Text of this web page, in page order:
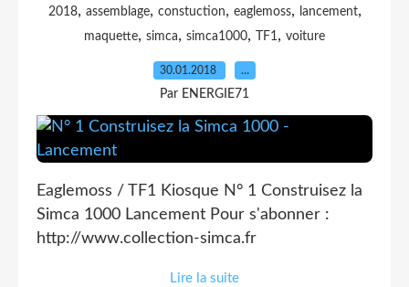
2018, assemblage, constuction, eaglemoss, lancement,
maquette, simca, simca1000, TF1, voiture
30.01.2018 …
Par ENERGIE71
Eaglemoss / TF1 Kiosque N° 1 Construisez la
Simca 1000 Lancement Pour s'abonner :
http://www.collection-simca.fr
Lire la suite